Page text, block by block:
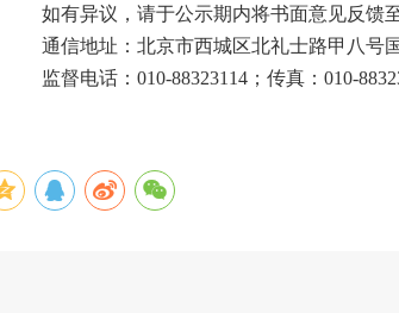
如有异议，请于公示期内将书面意见反馈
通信地址：北京市西城区北礼士路甲八号
监督电话：010-88323114；传真：010-